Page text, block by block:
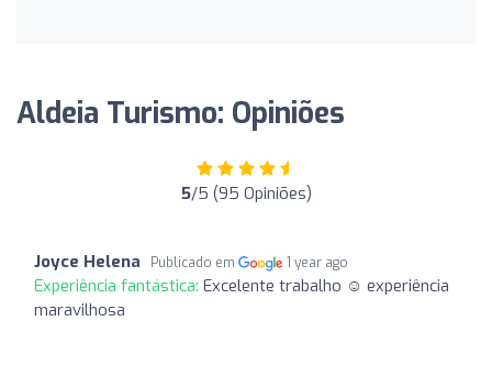
Aldeia Turismo: Opiniões
5/5 (95 Opiniões)
Joyce Helena Publicado em 1 year ago
Experiência fantástica: Excelente trabalho ☺️ experiência
maravilhosa